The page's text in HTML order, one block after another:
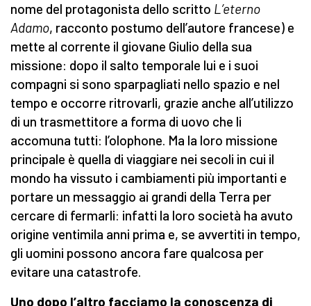
nome del protagonista dello scritto L’eterno
Adamo, racconto postumo dell’autore francese) e
mette al corrente il giovane Giulio della sua
missione: dopo il salto temporale lui e i suoi
compagni si sono sparpagliati nello spazio e nel
tempo e occorre ritrovarli, grazie anche all’utilizzo
di un trasmettitore a forma di uovo che li
accomuna tutti: l’olophone. Ma la loro missione
principale è quella di viaggiare nei secoli in cui il
mondo ha vissuto i cambiamenti più importanti e
portare un messaggio ai grandi della Terra per
cercare di fermarli: infatti la loro società ha avuto
origine ventimila anni prima e, se avvertiti in tempo,
gli uomini possono ancora fare qualcosa per
evitare una catastrofe.
Uno dopo l’altro facciamo la conoscenza di